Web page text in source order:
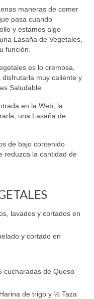
maneras de comer
pasa cuando
y estamos algo
Lasaña de Vegetales,
función.
es lo cremosa,
muy caliente y
Saludable.
en la Web, la
una Lasaña de
de bajo contenido
reduzca la cantidad de
lavados y cortados en
y cortado en
cucharadas de Queso
de trigo y ½ Taza